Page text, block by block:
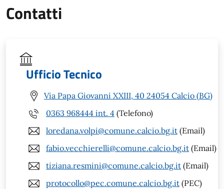
Contatti
Ufficio Tecnico
Via Papa Giovanni XXIII, 40 24054 Calcio (BG)
0363 968444 int. 4 (Telefono)
loredana.volpi@comune.calcio.bg.it (Email)
fabio.vecchierelli@comune.calcio.bg.it (Email)
tiziana.resmini@comune.calcio.bg.it (Email)
protocollo@pec.comune.calcio.bg.it (PEC)